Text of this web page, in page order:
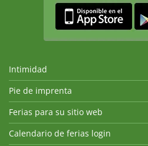
Intimidad
Pie de imprenta
Ferias para su sitio web
Calendario de ferias login